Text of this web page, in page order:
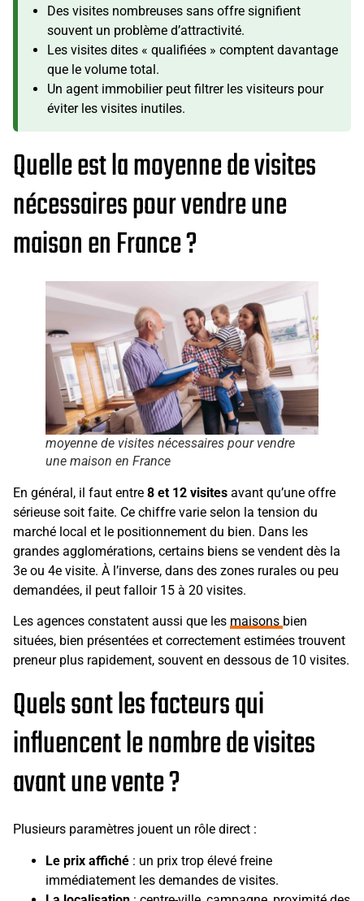
Des visites nombreuses sans offre signifient
souvent un problème d’attractivité.
Les visites dites « qualifiées » comptent davantage
que le volume total.
Un agent immobilier peut filtrer les visiteurs pour
éviter les visites inutiles.
Quelle est la moyenne de visites
nécessaires pour vendre une
maison en France ?
moyenne de visites nécessaires pour vendre
une maison en France
En général, il faut entre 8 et 12 visites avant qu’une offre
sérieuse soit faite. Ce chiffre varie selon la tension du
marché local et le positionnement du bien. Dans les
grandes agglomérations, certains biens se vendent dès la
3e ou 4e visite. À l’inverse, dans des zones rurales ou peu
demandées, il peut falloir 15 à 20 visites.
Les agences constatent aussi que les maisons bien
situées, bien présentées et correctement estimées trouvent
preneur plus rapidement, souvent en dessous de 10 visites.
Quels sont les facteurs qui
influencent le nombre de visites
avant une vente ?
Plusieurs paramètres jouent un rôle direct :
Le prix affiché : un prix trop élevé freine
immédiatement les demandes de visites.